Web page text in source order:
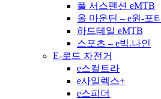
풀 서스펜션 eMTB
올 마운틴 – e원-포티
하드테일 eMTB
스포츠 – e빅.나인
E-로드 자전거
e스컬트라
e사일렉스+
e스피더